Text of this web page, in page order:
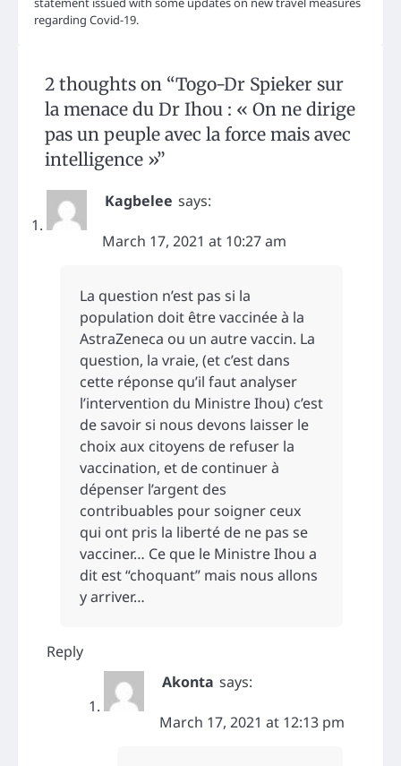
regarding Covid-19.
2 thoughts on “Togo-Dr Spieker sur
la menace du Dr Ihou : « On ne dirige
pas un peuple avec la force mais avec
intelligence »”
Kagbelee says:
March 17, 2021 at 10:27 am
La question n’est pas si la
population doit être vaccinée à la
AstraZeneca ou un autre vaccin. La
question, la vraie, (et c’est dans
cette réponse qu’il faut analyser
l’intervention du Ministre Ihou) c’est
de savoir si nous devons laisser le
choix aux citoyens de refuser la
vaccination, et de continuer à
dépenser l’argent des
contribuables pour soigner ceux
qui ont pris la liberté de ne pas se
vacciner… Ce que le Ministre Ihou a
dit est “choquant” mais nous allons
y arriver…
Reply
Akonta says:
March 17, 2021 at 12:13 pm